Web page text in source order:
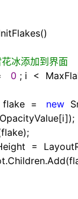
冰添加到界面
0 ; i <
= new
=